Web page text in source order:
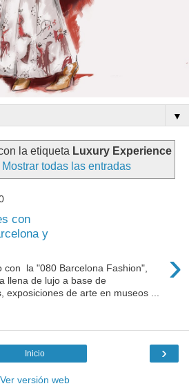
▼
la etiqueta Luxury Experience
Mostrar todas las entradas
con
y
›
con la "080 Barcelona Fashion",
llena de lujo a base de
exposiciones de arte en museos ...
›
Inicio
Ver versión web